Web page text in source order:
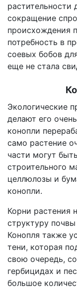
сокращение
происхождения
потребность в
соевых бобов
еще не стала
Экологические
делают его очень
конопли
само растение
части могут
строительного
целлюлозы и
конопли.
Корни растения
структуру
Конопля также
тени, которая
свою очередь,
гербицидах и
большое